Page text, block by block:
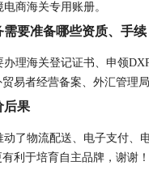
商海关专用账册。
要准备哪些资质、手续
理海关登记证书、申领
易者经营备案、外汇管理
后果
了物流配送、电子支付、
利于培育自主品牌，谢谢！